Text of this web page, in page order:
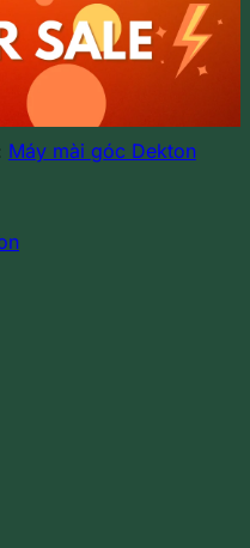
Máy mài góc Dekton